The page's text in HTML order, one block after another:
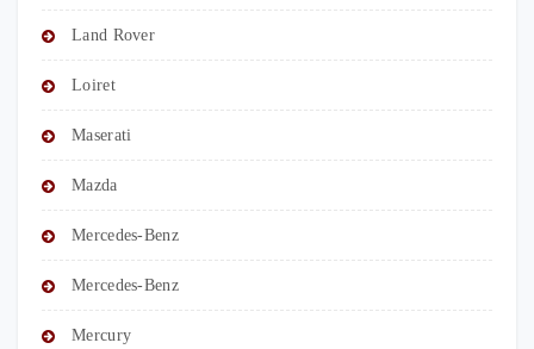
Land Rover
Loiret
Maserati
Mazda
Mercedes-Benz
Mercedes-Benz
Mercury